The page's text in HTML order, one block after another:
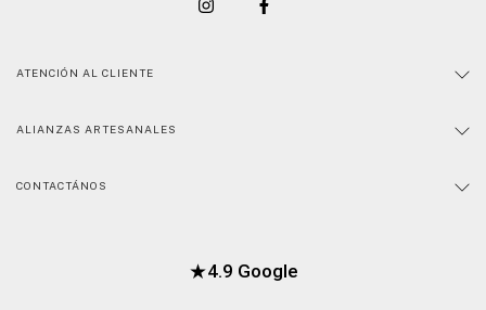
ATENCIÓN AL CLIENTE
ALIANZAS ARTESANALES
CONTACTÁNOS
★4.9 Google